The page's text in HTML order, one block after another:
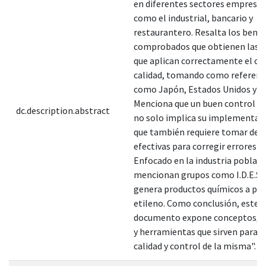
dc.description.abstract
en diferentes sectores
como el industrial, bancario y
restaurantero. Resalta los
comprobados que obtienen las
que aplican correctamente el
calidad, tomando como
como Japón, Estados Unidos y
Menciona que un buen control
no solo implica su
que también requiere tomar
efectivas para corregir errores
Enfocado en la industria
mencionan grupos como
genera productos químicos a
etileno. Como conclusión, este
documento expone conceptos,
y herramientas que sirven para
calidad y control de la misma".